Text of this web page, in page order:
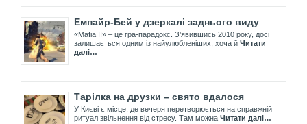
Емпайр-Бей у дзеркалі заднього виду
«Mafia II» – це гра-парадокс. З’явившись 2010 року, досі
залишається одним із найулюбленіших, хоча й Читати
далі…
Тарілка на друзки – свято вдалося
У Києві є місце, де вечеря перетворюється на справжній
ритуал звільнення від стресу. Там можна Читати далі…